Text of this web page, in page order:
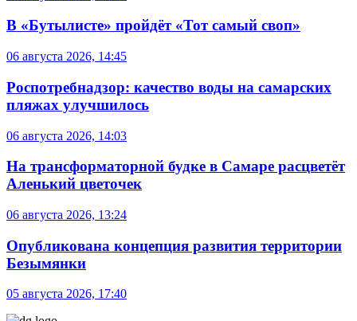
В «Бутылисте» пройдёт «Тот самый своп»
06 августа 2026, 14:45
Роспотребнадзор: качество воды на самарских
пляжах улучшилось
06 августа 2026, 14:03
На трансформаторной будке в Самаре расцветёт
Аленький цветочек
06 августа 2026, 13:24
Опубликована концепция развития территории
Безымянки
05 августа 2026, 17:40